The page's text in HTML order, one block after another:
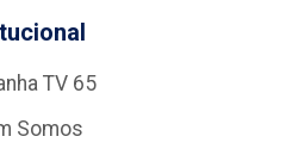
TV 65
Somos